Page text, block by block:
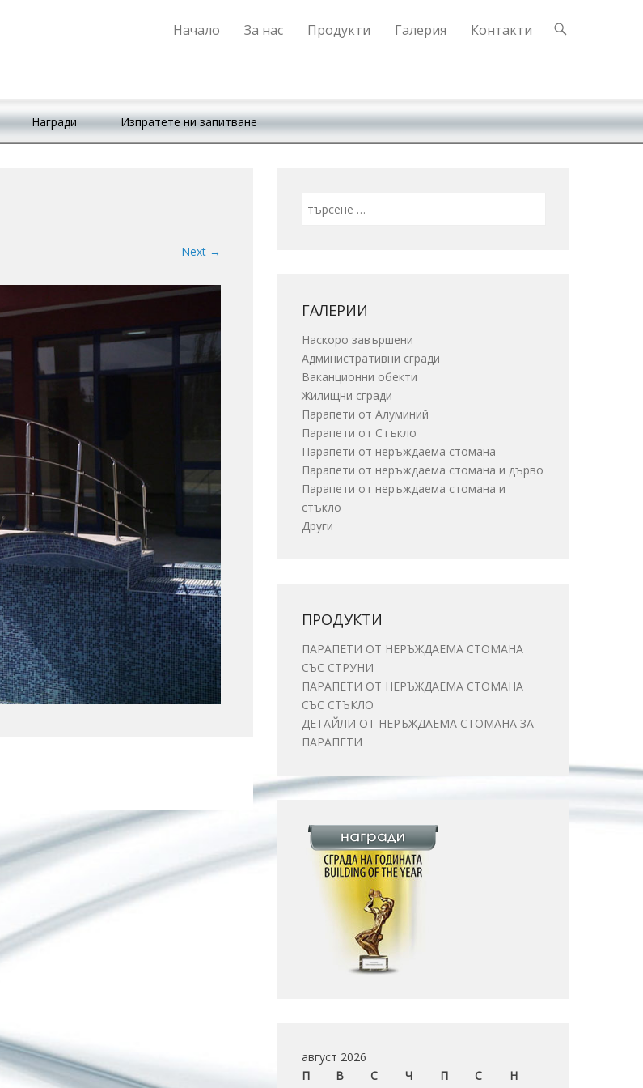
Primary Menu
Skip to content
Начало За нас Продукти Галерия Контакти
Награди Изпратете ни запитване
Next →
ГАЛЕРИИ
Наскоро завършени
Административни сгради
Ваканционни обекти
Жилищни сгради
Парапети от Алуминий
Парапети от Стъкло
Парапети от неръждаема стомана
Парапети от неръждаема стомана и дърво
Парапети от неръждаема стомана и
стъкло
Други
ПРОДУКТИ
ПАРАПЕТИ ОТ НЕРЪЖДАЕМА СТОМАНА
СЪС СТРУНИ
ПАРАПЕТИ ОТ НЕРЪЖДАЕМА СТОМАНА
СЪС СТЪКЛО
ДЕТАЙЛИ ОТ НЕРЪЖДАЕМА СТОМАНА ЗА
ПАРАПЕТИ
август 2026
П
В С Ч П С
Н